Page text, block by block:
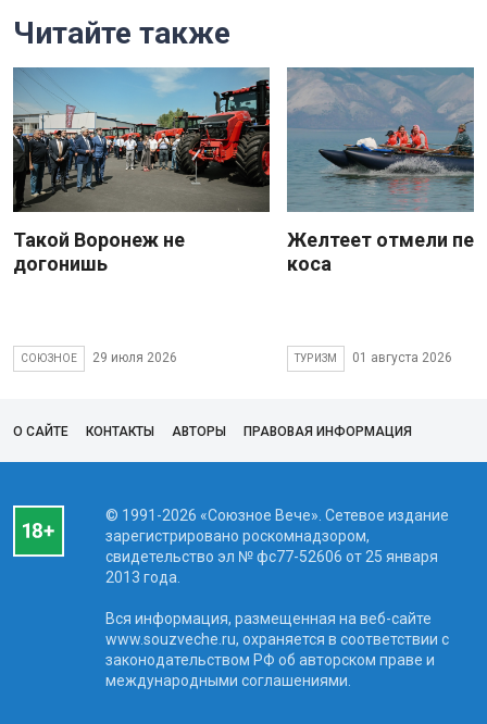
Читайте также
Такой Воронеж не
догонишь
СОЮЗНОЕ 29 июля 2026
Желтеет отмели
коса
ТУРИЗМ 01 августа 2026
О САЙТЕ КОНТАКТЫ АВТОРЫ ПРАВОВАЯ ИНФОРМАЦИЯ
© 1991-2026 «Союзное Вече». Сетевое издание
зарегистрировано роскомнадзором,
свидетельство эл № фc77-52606 от 25 января
2013 года.
Вся информация, размещенная на веб-сайте
www.souzveche.ru, охраняется в соответствии с
законодательством РФ об авторском праве и
международными соглашениями.